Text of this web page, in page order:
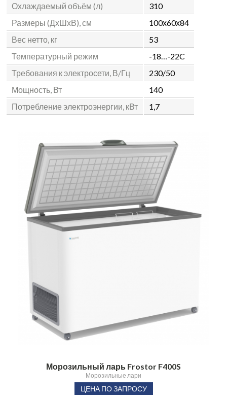
Охлаждаемый объём (л)
310
Размеры (ДхШхВ), см
100х60х84
Вес нетто, кг
53
Температурный режим
-18…-22C
Требования к электросети, В/Гц
230/50
Мощность, Вт
140
Потребление электроэнергии, кВт
1,7
Морозильный ларь Frostor F400S
Морозильные лари
ЦЕНА ПО ЗАПРОСУ